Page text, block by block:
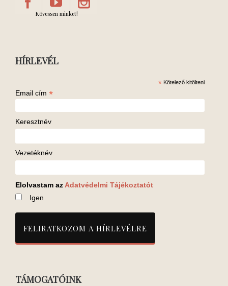
Kövessen minket!
HÍRLEVÉL
* Kötelező kitölteni
Email cím *
Keresztnév
Vezetéknév
Elolvastam az Adatvédelmi Tájékoztatót
Igen
TÁMOGATÓINK